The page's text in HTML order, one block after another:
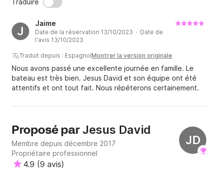
Traduire
J
Jaime
Date de la réservation 13/10/2023 · Date de
l'avis 13/10/2023
Traduit depuis : EspagnolMontrer la version originale
Nous avons passé une excellente journée en famille. Le
bateau est très bien. Jesus David et son équipe ont été
attentifs et ont tout fait. Nous répéterons certainement.
JD
Proposé par Jesus David
Membre depuis décembre 2017
Propriétaire professionnel
4.9 (9 avis)